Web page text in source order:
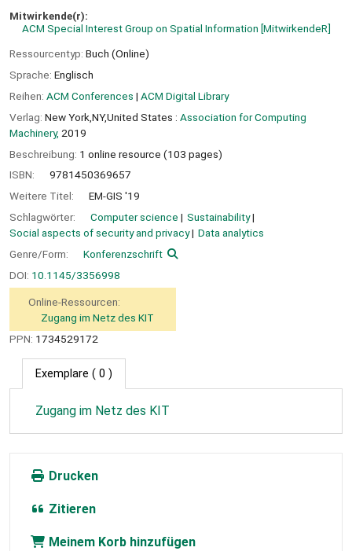
Mitwirkende(r):
ACM Special Interest Group on Spatial Information [MitwirkendeR]
Ressourcentyp: Buch (Online)
Sprache: Englisch
Reihen: ACM Conferences | ACM Digital Library
Verlag: New York,NY,United States : Association for Computing
Machinery, 2019
Beschreibung: 1 online resource (103 pages)
ISBN:
9781450369657
Weitere Titel:
EM-GIS '19
Schlagwörter:
Computer science
Sustainability
Social aspects of security and privacy
Data analytics
Genre/Form:
Konferenzschrift
DOI: 10.1145/3356998
Online-Ressourcen:
Zugang im Netz des KIT
PPN: 1734529172
Exemplare ( 0 )
Zugang im Netz des KIT
Drucken
Zitieren
Meinem Korb hinzufügen